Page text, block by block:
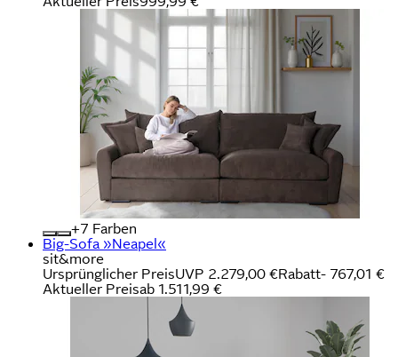
+
Farben
Big-Sofa »Neapel«
sit&more
Ursprünglicher PreisUVP 2.279,00 €Rabatt- 767,01 €
Aktueller Preisab 1.511,99 €